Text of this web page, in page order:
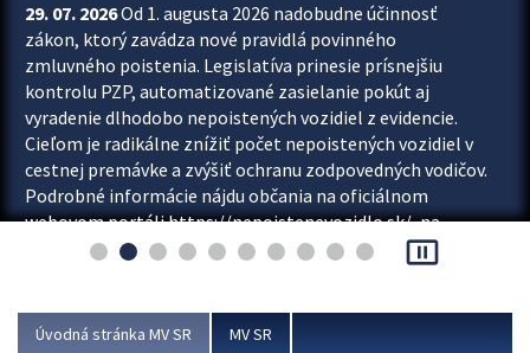
29. 07. 2026Od 1. augusta 2026 nadobudne účinnosť
zákon, ktorý zavádza nové pravidlá povinného
zmluvného poistenia. Legislatíva prinesie prísnejšiu
kontrolu PZP, automatizované zasielanie pokút aj
vyradenie dlhodobo nepoistených vozidiel z evidencie.
Cieľom je radikálne znížiť počet nepoistených vozidiel v
cestnej premávke a zvýšiť ochranu zodpovedných vodičov.
Podrobné informácie nájdu občania na oficiálnom
webovom portáli https://nepoistenevozidlo.sk/, na
ktorom od augusta pribudne aj možnosť overiť si...
pause_presentation
Úvodná stránka MV SR MV SR